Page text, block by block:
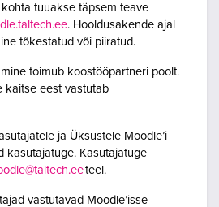
tuuakse täpsem teave
. Hooldusakende ajal
tõkestatud või piiratud.
toimub koostööpartneri poolt.
kaitse eest vastutab
ja Üksustele Moodle’i
kasutajatuge. Kasutajatuge
teel.
vastutavad Moodle’isse